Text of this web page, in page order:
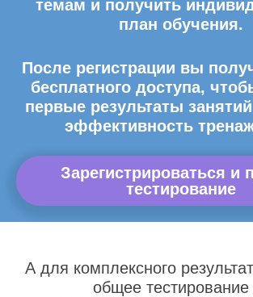
темам и получить
план обучения.
После регистрации вы
бесплатного доступа,
первые результаты
эффективность
Зарегистрироваться и
тестирование
А для комплексного
общее тестирование